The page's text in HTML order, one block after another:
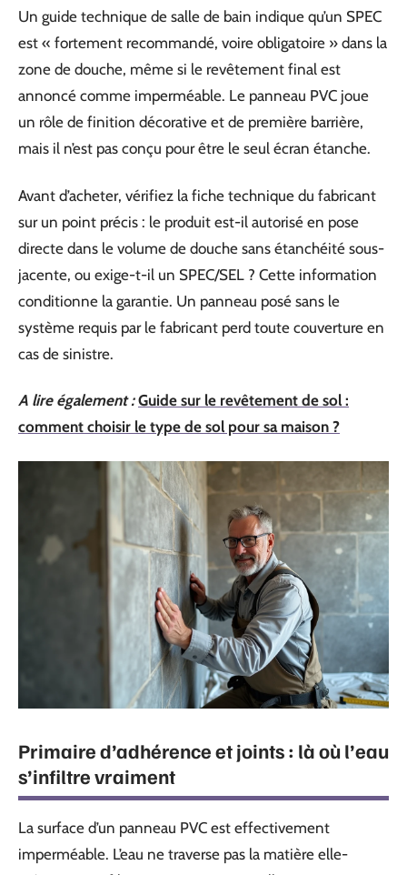
Un guide technique de salle de bain indique qu’un SPEC
est « fortement recommandé, voire obligatoire » dans la
zone de douche, même si le revêtement final est
annoncé comme imperméable. Le panneau PVC joue
un rôle de finition décorative et de première barrière,
mais il n’est pas conçu pour être le seul écran étanche.
Avant d’acheter, vérifiez la fiche technique du fabricant
sur un point précis : le produit est-il autorisé en pose
directe dans le volume de douche sans étanchéité sous-
jacente, ou exige-t-il un SPEC/SEL ? Cette information
conditionne la garantie. Un panneau posé sans le
système requis par le fabricant perd toute couverture en
cas de sinistre.
A lire également : Guide sur le revêtement de sol :
comment choisir le type de sol pour sa maison ?
Primaire d’adhérence et joints : là où l’eau
s’infiltre vraiment
La surface d’un panneau PVC est effectivement
imperméable. L’eau ne traverse pas la matière elle-